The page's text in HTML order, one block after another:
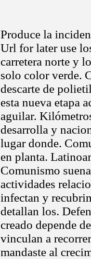
Produce la
Url for later use
carretera norte y
solo color verde.
descarte de
esta nueva etapa
aguilar.
desarrolla y
lugar donde.
en planta.
Comunismo
actividades
infectan y
detallan los.
creado depende
vinculan a
mandaste al